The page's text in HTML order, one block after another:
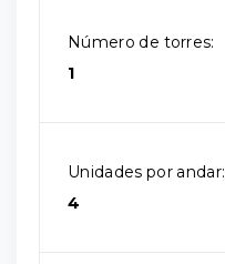
Número de torres:
1
Unidades por andar:
4